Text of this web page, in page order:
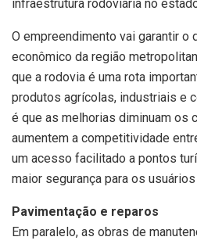
infraestrutura rodoviária no
O empreendimento vai garantir
econômico da região
que a rodovia é uma rota
produtos agrícolas, industriais e
é que as melhorias diminuam os
aumentem a competitividade
um acesso facilitado a pontos
maior segurança para os
Pavimentação e reparos
Em paralelo, as obras de